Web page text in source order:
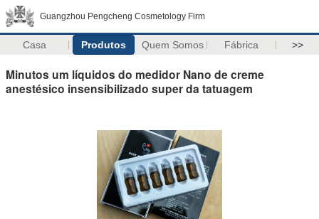
Guangzhou Pengcheng Cosmetology Firm
Casa Produtos Quem Somos Fábrica >>
Minutos um líquidos do medidor Nano de creme
anestésico insensibilizado super da tatuagem